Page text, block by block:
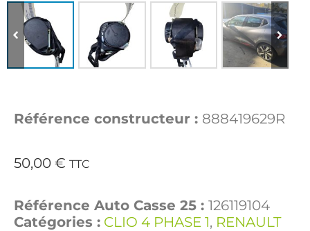
Référence constructeur : 888419629R
50,00 € TTC
Référence Auto Casse 25 : 126119104
Catégories : CLIO 4 PHASE 1, RENAULT